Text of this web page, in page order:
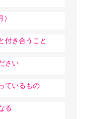
付き合うこと
さい
ているもの
る